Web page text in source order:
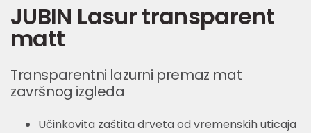
JUBIN Lasur transparent
matt
Transparentni lazurni premaz mat
završnog izgleda
Učinkovita zaštita drveta od vremenskih uticaja